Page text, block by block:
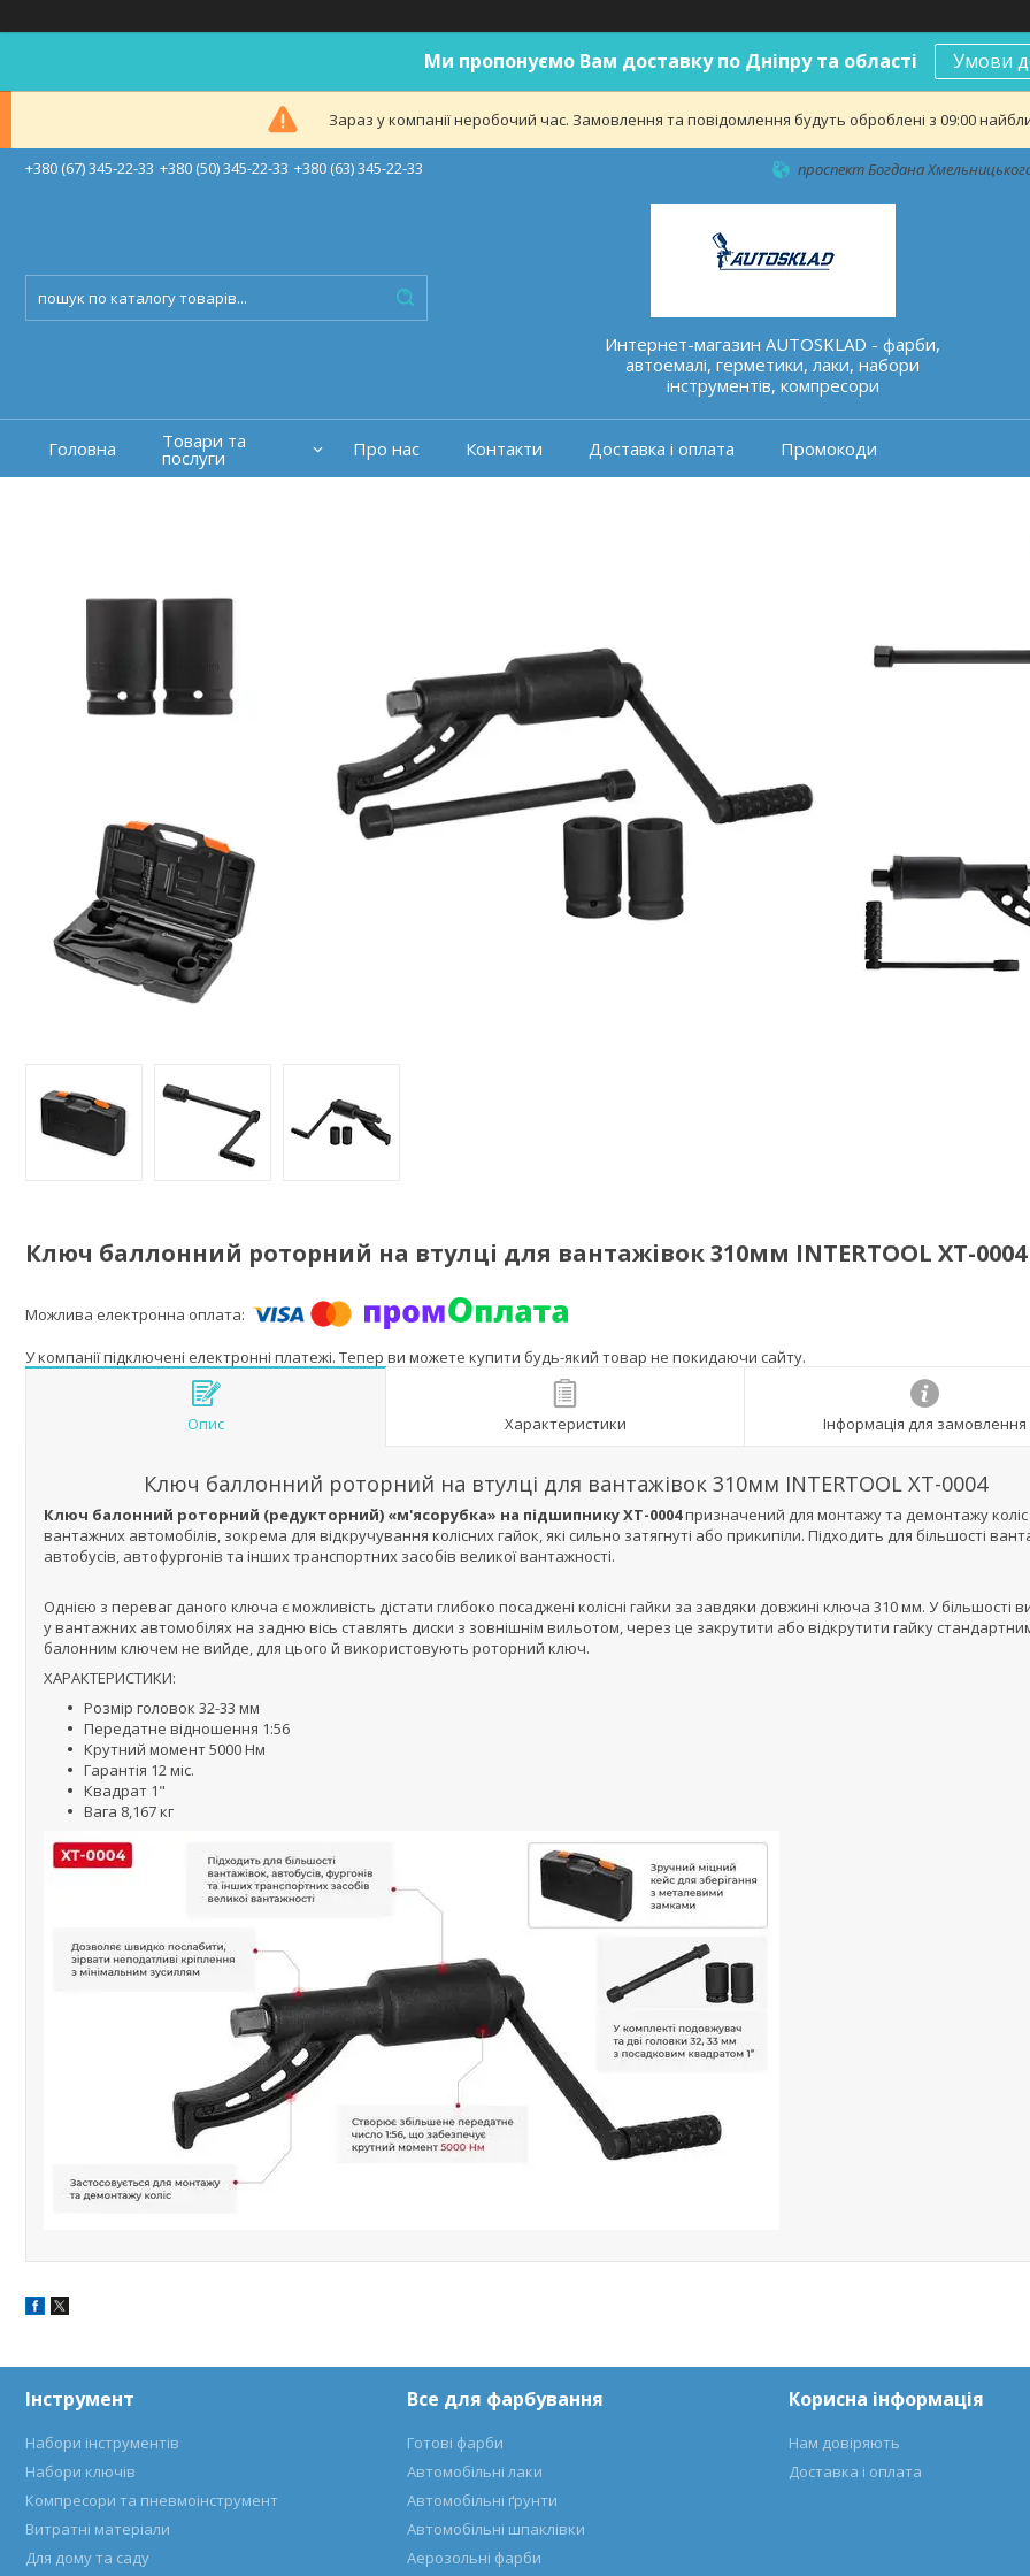
Ми пропонуємо Вам доставку по Дніпру та області Умови
Зараз у компанії неробочий час. Замовлення та повідомлення будуть оброблені з 09:00
+380 (67) 345-22-33 +380 (50) 345-22-33 +380 (63) 345-22-33 проспект Богдана
Интернет-магазин AUTOSKLAD - фарби,
автоемалі, герметики, лаки, набори
інструментів, компресори
Головна Товари та
послуги Про нас Контакти Доставка і оплата Промокоди
Ключ баллонний роторний на втулці для вантажівок 310мм INTERTOOL XT-0004
У компанії підключені електронні платежі. Тепер ви можете купити будь-який товар не покидаючи сайту.
Опис Характеристики Інформація для замовлення
Ключ баллонний роторний на втулці для вантажівок 310мм INTERTOOL XT-0004
Ключ балонний роторний (редукторний) «м'ясорубка» на підшипнику XT-0004призначений для монтажу та демонтажу коліс
вантажних автомобілів, зокрема для відкручування колісних гайок, які сильно затягнуті або прикипіли. Підходить для більшості
автобусів, автофургонів та інших транспортних засобів великої вантажності.
Однією з переваг даного ключа є можливість дістати глибоко посаджені колісні гайки за завдяки довжині ключа 310 мм. У більшості
у вантажних автомобілях на задню вісь ставлять диски з зовнішнім вильотом, через це закрутити або відкрутити гайку
балонним ключем не вийде, для цього й використовують роторний ключ.
ХАРАКТЕРИСТИКИ:
Розмір головок 32-33 мм
Передатне відношення 1:56
Крутний момент 5000 Нм
Гарантія 12 міс.
Квадрат 1"
Вага 8,167 кг
Інструмент
Набори інструментів
Набори ключів
Компресори та пневмоінструмент
Витратні матеріали
Для дому та саду
Все для фарбування
Готові фарби
Автомобільні лаки
Автомобільні ґрунти
Автомобільні шпаклівки
Аерозольні фарби
Корисна інформація
Нам довіряють
Доставка і оплата